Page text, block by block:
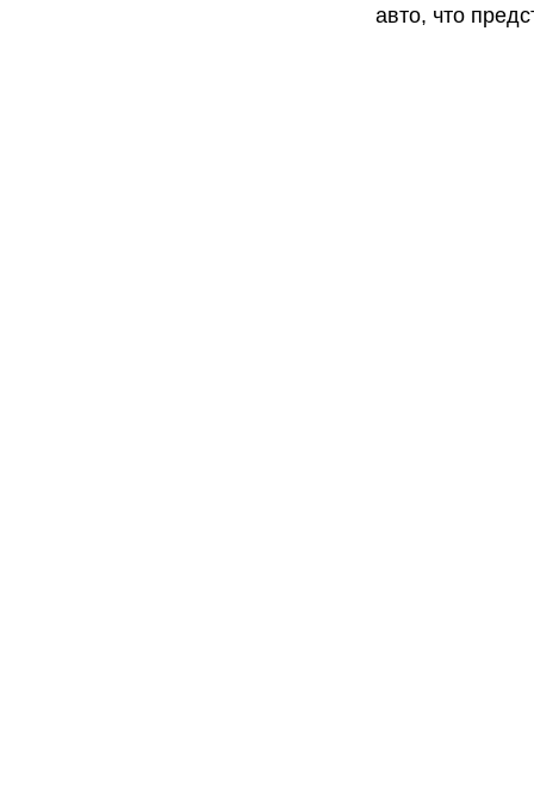
авто, что